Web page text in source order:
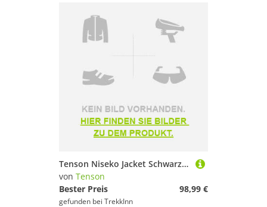
Tenson Niseko Jacket Schwarz L Frau
von Tenson
Bester Preis
98,99 €
gefunden bei TrekkInn